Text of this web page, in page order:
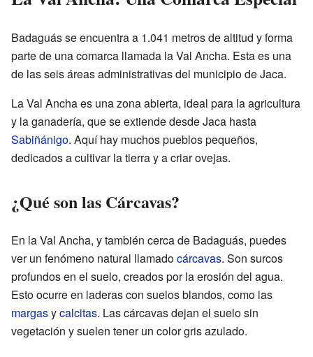
Badaguás se encuentra a 1.041 metros de altitud y forma
parte de una comarca llamada la Val Ancha. Esta es una
de las seis áreas administrativas del municipio de Jaca.
La Val Ancha es una zona abierta, ideal para la agricultura
y la ganadería, que se extiende desde Jaca hasta
Sabiñánigo. Aquí hay muchos pueblos pequeños,
dedicados a cultivar la tierra y a criar ovejas.
¿Qué son las Cárcavas?
En la Val Ancha, y también cerca de Badaguás, puedes
ver un fenómeno natural llamadocárcavas. Son surcos
profundos en el suelo, creados por la erosión del agua.
Esto ocurre en laderas con suelos blandos, como las
margasycalcitas. Las cárcavas dejan el suelo sin
vegetación y suelen tener un color gris azulado.